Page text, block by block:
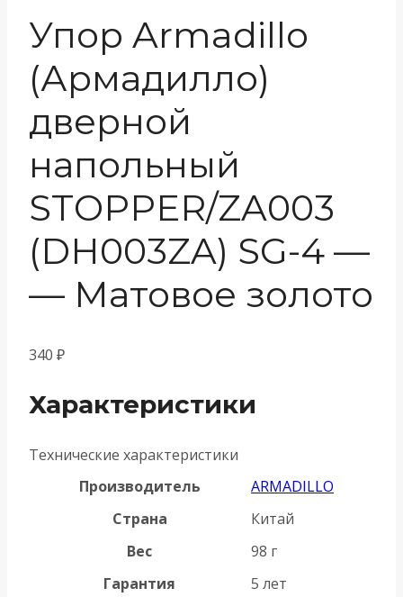
Упор Armadillo
(Армадилло)
дверной
напольный
STOPPER/ZA003
(DH003ZA) SG-4 —
— Матовое золото
340 ₽
Характеристики
Технические характеристики
Производитель
ARMADILLO
Страна
Китай
Вес
98 г
Гарантия
5 лет